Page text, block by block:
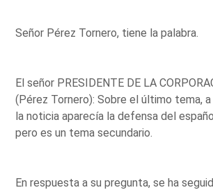
Señor Pérez Tornero, tiene la palabra.
El señor PRESIDENTE DE LA
(Pérez Tornero): Sobre el último tema,
la noticia aparecía la defensa del
pero es un tema secundario.
En respuesta a su pregunta, se ha